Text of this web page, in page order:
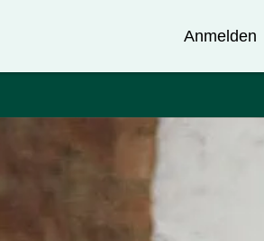
Anmelden